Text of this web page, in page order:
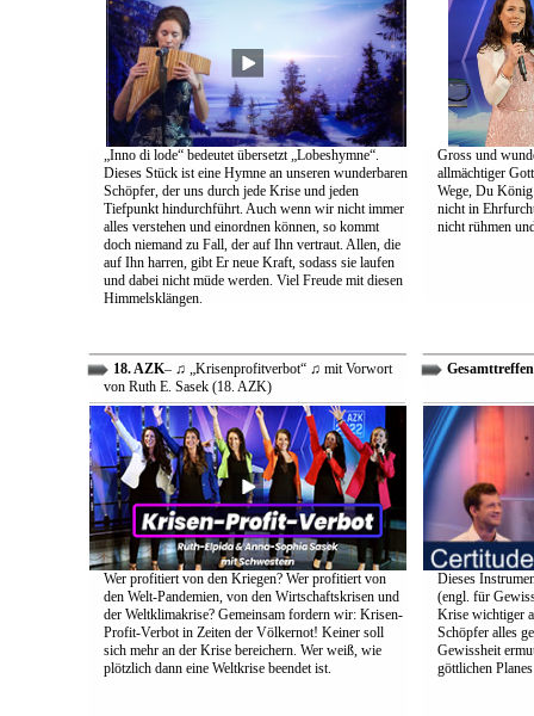
„Inno di lode“ bedeutet übersetzt „Lobeshymne“.
Dieses Stück ist eine Hymne an unseren wunderbaren
Schöpfer, der uns durch jede Krise und jeden
Tiefpunkt hindurchführt. Auch wenn wir nicht immer
alles verstehen und einordnen können, so kommt
doch niemand zu Fall, der auf Ihn vertraut. Allen, die
auf Ihn harren, gibt Er neue Kraft, sodass sie laufen
und dabei nicht müde werden. Viel Freude mit diesen
Himmelsklängen.
Gross und
allmächtiger
Wege, Du
nicht in
nicht rühmen
18. AZK– ♫ „Krisenprofitverbot“ ♫ mit Vorwort
von Ruth E. Sasek (18. AZK)
Wer profitiert von den Kriegen? Wer profitiert von
den Welt-Pandemien, von den Wirtschaftskrisen und
der Weltklimakrise? Gemeinsam fordern wir: Krisen-
Profit-Verbot in Zeiten der Völkernot! Keiner soll
sich mehr an der Krise bereichern. Wer weiß, wie
plötzlich dann eine Weltkrise beendet ist.
Dieses
(engl. für
Krise wichtiger
Schöpfer alles
Gewissheit
göttlichen